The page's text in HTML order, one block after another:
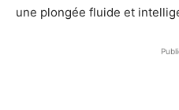
une plongée fluide et